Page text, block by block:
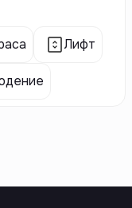
Лифт